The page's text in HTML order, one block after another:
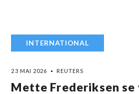
INTERNATIONAL
23 MAI 2026 REUTERS
Mette Frederiksen